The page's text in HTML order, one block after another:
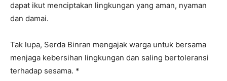
dapat ikut menciptakan lingkungan yang aman, nyaman
dan damai.
Tak lupa, Serda Binran mengajak warga untuk bersama
menjaga kebersihan lingkungan dan saling bertoleransi
terhadap sesama. *